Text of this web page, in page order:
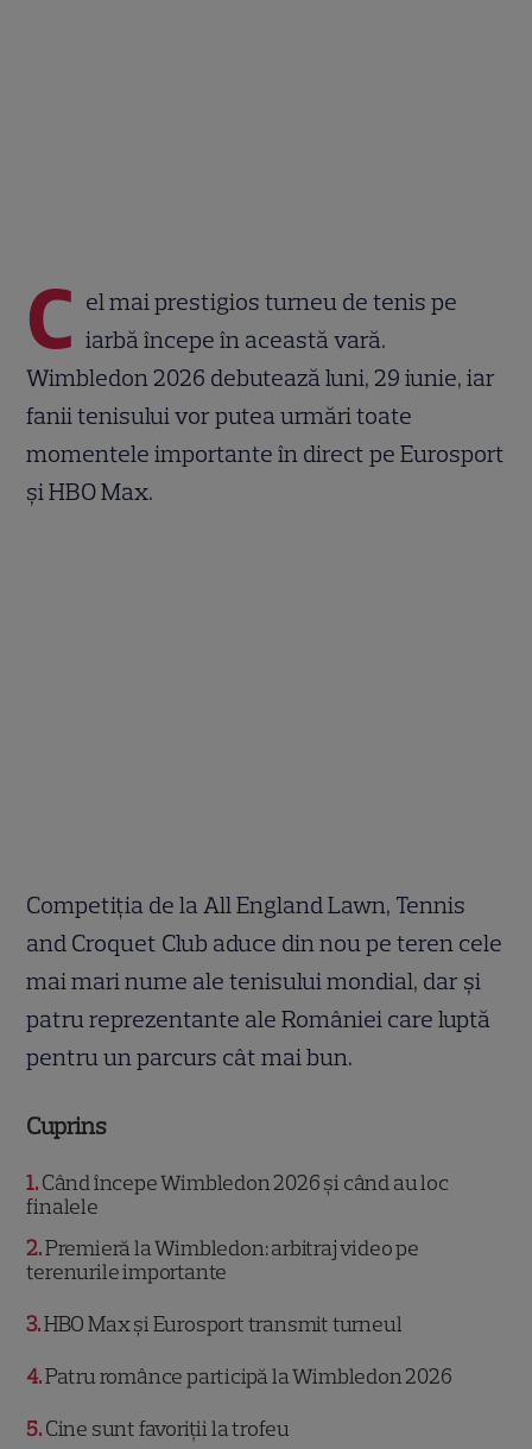
C el mai prestigios turneu de tenis pe
iarbă începe în această vară.
Wimbledon 2026 debutează luni, 29 iunie, iar
fanii tenisului vor putea urmări toate
momentele importante în direct pe Eurosport
și HBO Max.
Competiția de la All England Lawn, Tennis
and Croquet Club aduce din nou pe teren cele
mai mari nume ale tenisului mondial, dar și
patru reprezentante ale României care luptă
pentru un parcurs cât mai bun.
Cuprins
1 Când începe Wimbledon 2026 și când au loc
finalele
2 Premieră la Wimbledon: arbitraj video pe
terenurile importante
3 HBO Max și Eurosport transmit turneul
4 Patru românce participă la Wimbledon 2026
5 Cine sunt favoriții la trofeu